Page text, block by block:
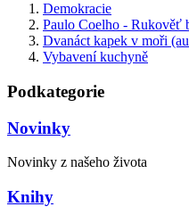
Demokracie
Paulo Coelho - Rukověť
Dvanáct kapek v moři
Vybavení kuchyně
Podkategorie
Novinky
Novinky z našeho života
Knihy